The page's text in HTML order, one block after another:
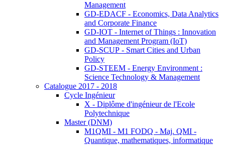
Management
GD-EDACF - Economics, Data Analytics
and Corporate Finance
GD-IOT - Internet of Things : Innovation
and Management Program (IoT)
GD-SCUP - Smart Cities and Urban
Policy
GD-STEEM - Energy Environment :
Science Technology & Management
Catalogue 2017 - 2018
Cycle Ingénieur
X - Diplôme d'ingénieur de l'Ecole
Polytechnique
Master (DNM)
M1QMI - M1 FODQ - Maj. QMI -
Quantique, mathematiques, informatique